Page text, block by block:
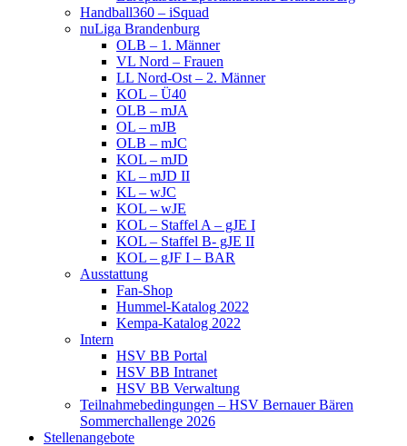
Handball360 – iSquad
nuLiga Brandenburg
OLB – 1. Männer
VL Nord – Frauen
LL Nord-Ost – 2. Männer
KOL – Ü40
OLB – mJA
OL – mJB
OLB – mJC
KOL – mJD
KL – mJD II
KL – wJC
KOL – wJE
KOL – Staffel A – gJE I
KOL – Staffel B- gJE II
KOL – gJF I – BAR
Ausstattung
Fan-Shop
Hummel-Katalog 2022
Kempa-Katalog 2022
Intern
HSV BB Portal
HSV BB Intranet
HSV BB Verwaltung
Teilnahmebedingungen – HSV Bernauer Bären
Sommerchallenge 2026
Stellenangebote